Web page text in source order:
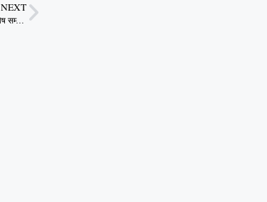
NEXT
एमपी योग प्रतियोगिता में अनुकरणीय प्रदर्शन के लिए आरती पटेल को विशेष सम्मान